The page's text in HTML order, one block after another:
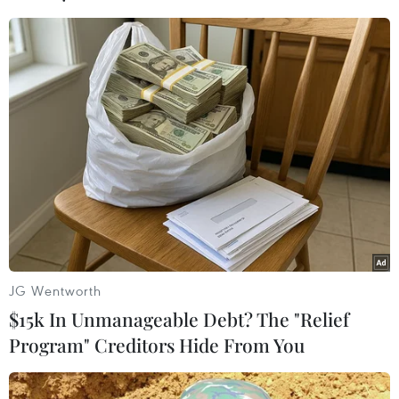
#World Cup 2022
#Hoãn toàn bộ các trận đấu
Theo dõi VietnamPlus
TIN LIÊN QUAN
JG Wentworth
$15k In Unmanageable Debt? The "Relief
Program" Creditors Hide From You